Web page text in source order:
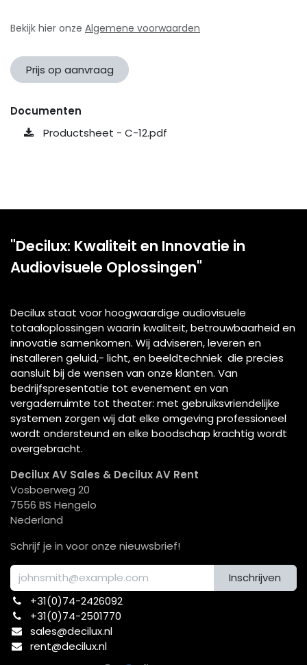
Bekijk hier onze Algemene voorwaarden
Prijs op aanvraag
Documenten
Productsheet - C-12.pdf
"Decilux: Kwaliteit en Innovatie in
Audiovisuele Oplossingen"
Decilux staat voor hoogwaardige audiovisuele
totaaloplossingen waarin kwaliteit, betrouwbaarheid en
innovatie samenkomen. Wij adviseren, leveren en
installeren geluid,- licht, en beeldtechniek die precies
aansluit bij de wensen van onze klanten. Van
bedrijfspresentatie tot evenement en van
vergaderruimte tot theater: met gebruiksvriendelijke
systemen zorgen wij dat elke omgeving professioneel
wordt ondersteund en elke boodschap krachtig wordt
overgebracht.
Decilux AV Sales & Decilux AV Rent
Vosboerweg 20
7556 BS Hengelo
Nederland
Schrijf je in voor onze nieuwsbrief!
Inschrijven
+31(0)74-2426092​
+31(0)74-2501770
sales@decilux.nl
rent@decilux.nl